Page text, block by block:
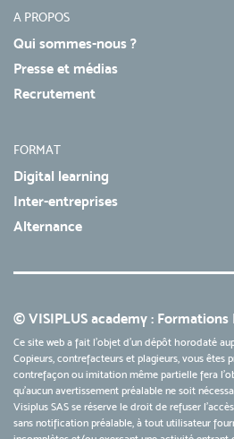
A PROPOS
Qui sommes-nous ?
Presse et médias
Recrutement
FORMAT
Digital learning
Inter-entreprises
Alternance
© VISIPLUS academy : Formations
Ce site web a fait l'objet d'un dépôt horodaté
Copieurs, contrefacteurs et plagieurs, vous êtes
contrefaçon ou imitation même partielle fera
qu’aucun avertissement préalable ne soit
Visiplus SAS se réserve le droit de refuser
sans notification préalable, à tout utilisateur